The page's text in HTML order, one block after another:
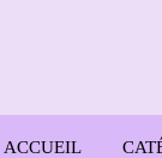
ACCUEIL